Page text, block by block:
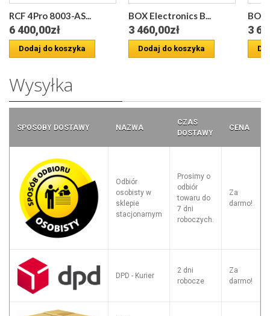
RCF 4Pro 8003-AS...
6 400,00zł
Dodaj do koszyka
BOX Electronics B...
3 460,00zł
Dodaj do koszyka
BOX
3
Wysyłka
SPOSOBY DOSTAWY NAZWA
CZAS
DOSTAWY
CENA
Odbiór
osobisty w
sklepie
stacjonarnym
Prosimy o
odbiór
towaru do
7 dni
roboczych.
Za
darmo!
DPD - Kurier
2 dni
robocze
Za
darmo!